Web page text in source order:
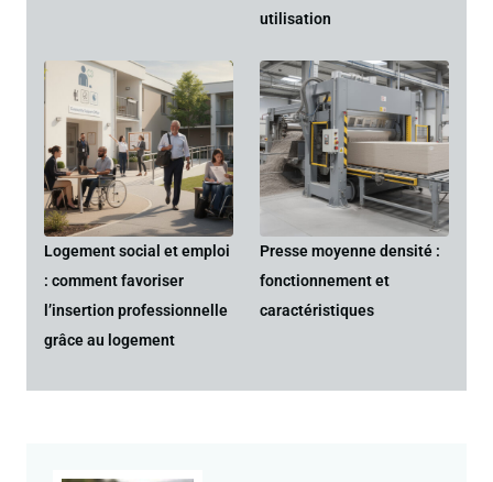
utilisation
Logement social et emploi
: comment favoriser
l’insertion professionnelle
grâce au logement
Presse moyenne densité :
fonctionnement et
caractéristiques